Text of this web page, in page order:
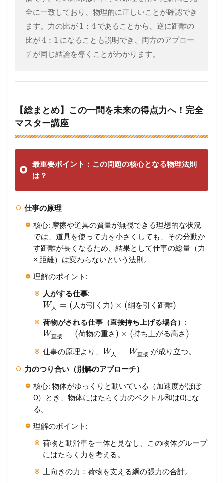
全に一致しており、物理的に正しいことが確認でき
ます。力の比が 1 : 4 であることから、逆に距離の
比が4 : 1 になることも説明でき、両方のアプロー
チが同じ結論を導くことがわかります。
【総まとめ】この一問を未来の得点力へ！完全
マスター講座
最重要ポイント：この問題の核心となる物理法則
は？
仕事の原理
核心: 摩擦や道具の質量が無視できる理想的な状況
では、道具を使って力を小さくしても、その分動か
す距離が長くなるため、結果として仕事の総量（力
× 距離）は変わらないという法則。
理解のポイント:
人がする仕事:
W 人 = ( 人 が引 く 力) × (綱を引 く 距離)
荷物がされる仕事（直接持ち上げる場合） :
W直接 = (荷物の重さ ) × (持ち上がる高さ )
仕事の原理より、 W 人 = W直接 が成り立つ。
力のつり合い（別解のアプローチ）
核心: 物体がゆっくりと動いている（加速度がほぼ
0）とき、物体にはたらく力のベクトル和は0にな
る。
理解のポイント:
荷物と動滑車を一体と見なし、この物体グループ
にはたらく力を考える。
上向きの力：荷物を支える綱の張力の合計。